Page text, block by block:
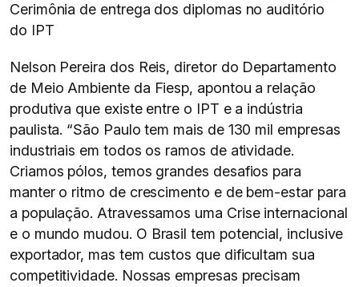
Cerimônia de entrega dos diplomas no auditório
do IPT
Nelson Pereira dos Reis, diretor do Departamento
de Meio Ambiente da Fiesp, apontou a relação
produtiva que existe entre o IPT e a indústria
paulista. “São Paulo tem mais de 130 mil empresas
industriais em todos os ramos de atividade.
Criamos pólos, temos grandes desafios para
manter o ritmo de crescimento e de bem-estar para
a população. Atravessamos uma Crise internacional
e o mundo mudou. O Brasil tem potencial, inclusive
exportador, mas tem custos que dificultam sua
competitividade. Nossas empresas precisam